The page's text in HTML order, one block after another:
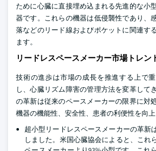
ために心臓に直接埋め込まれる先進的な小
器です。これらの機器は低侵襲性であり、
落などのリード線およびポケットに関連す
ます。
リードレスペースメーカー市場トレン
技術の進歩は市場の成長を推進する上で
し、心臓リズム障害の管理方法を変革して
の革新は従来のペースメーカーの限界に対
機器の機能性、安全性、患者の利便性を向上
超小型リードレスペースメーカーの革新
しました。米国心臓協会によると、これ